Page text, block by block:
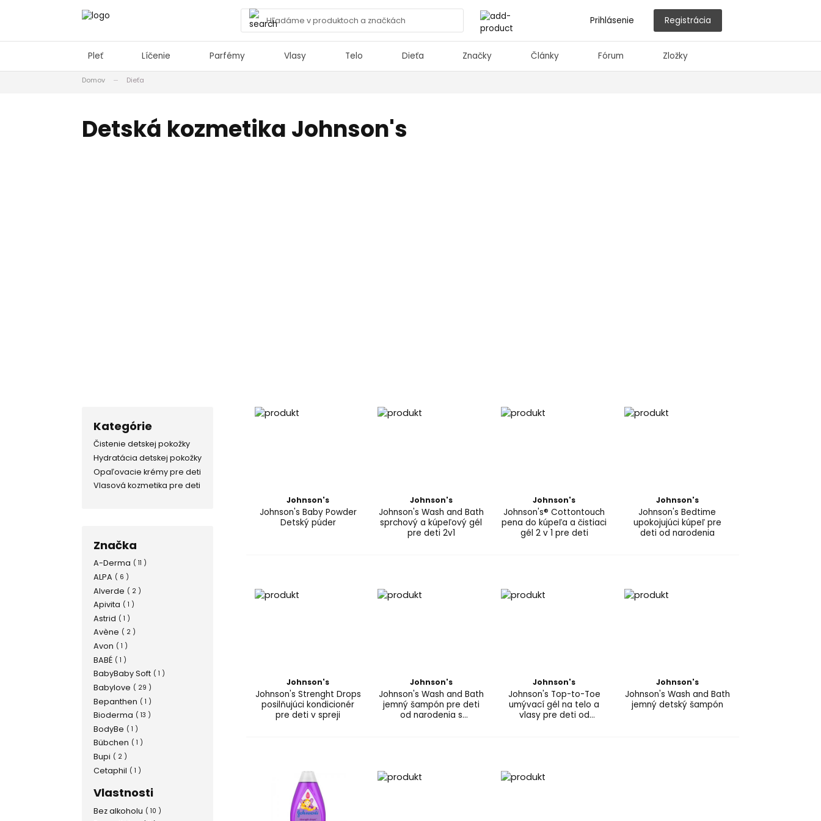
Prihlásenie Registrácia
Pleť Líčenie Parfémy Vlasy Telo Dieťa Značky Články Fórum Zložky
Domov Dieťa
Detská kozmetika Johnson's
Kategórie
Čistenie detskej pokožky
Hydratácia detskej pokožky
Opaľovacie krémy pre deti
Vlasová kozmetika pre deti
Značka
A-Derma ( 11 )
ALPA ( 6 )
Alverde ( 2 )
Apivita ( 1 )
Astrid ( 1 )
Avène ( 2 )
Avon ( 1 )
BABÉ ( 1 )
BabyBaby Soft ( 1 )
Babylove ( 29 )
Bepanthen ( 1 )
Bioderma ( 13 )
BodyBe ( 1 )
Bübchen ( 1 )
Bupi ( 2 )
Cetaphil ( 1 )
Dove ( 1 )
Dulcia ( 1 )
Vlastnosti
Bez alkoholu ( 10 )
Johnson's
Johnson's Baby Powder
Detský púder
Johnson's
Johnson's Wash and Bath
sprchový a kúpeľový gél
pre deti 2v1
Johnson's
Johnson's® Cottontouch
pena do kúpeľa a čistiaci
gél 2 v 1 pre deti
Johnson's
Johnson's Bedtime
upokojujúci kúpeľ pre
deti od narodenia
Johnson's
Johnson's Strenght Drops
posilňujúci kondicionér
pre deti v spreji
Johnson's
Johnson's Wash and Bath
jemný šampón pre deti
od narodenia s
Johnson's
Johnson's Top-to-Toe
umývací gél na telo a
vlasy pre deti od
Johnson's
Johnson's Wash and Bath
jemný detský šampón